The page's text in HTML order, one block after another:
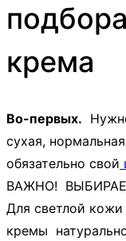
крема
Во-первых.
сухая,
обязательно свой
ВАЖНО!
Для светлой
кремы